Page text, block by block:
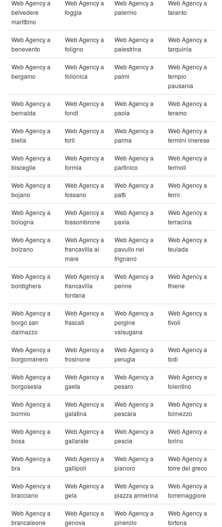
Web Agency a
belvedere
marittimo
Web Agency a
foggia
Web Agency a
palermo
Web Agency a
taranto
Web Agency a
benevento
Web Agency a
foligno
Web Agency a
palestrina
Web Agency a
tarquinia
Web Agency a
bergamo
Web Agency a
follonica
Web Agency a
palmi
Web Agency a
tempio
pausania
Web Agency a
bernalda
Web Agency a
fondi
Web Agency a
paola
Web Agency a
teramo
Web Agency a
biella
Web Agency a
forli
Web Agency a
parma
Web Agency a
termini imerese
Web Agency a
bisceglie
Web Agency a
formia
Web Agency a
partinico
Web Agency a
termoli
Web Agency a
bojano
Web Agency a
fossano
Web Agency a
patti
Web Agency a
terni
Web Agency a
bologna
Web Agency a
fossombrone
Web Agency a
pavia
Web Agency a
terracina
Web Agency a
bolzano
Web Agency a
francavilla al
mare
Web Agency a
pavullo nel
frignano
Web Agency a
teulada
Web Agency a
bordighera
Web Agency a
francavilla
fontana
Web Agency a
penne
Web Agency a
thiene
Web Agency a
borgo san
dalmazzo
Web Agency a
frascati
Web Agency a
pergine
valsugana
Web Agency a
tivoli
Web Agency a
borgomanero
Web Agency a
frosinone
Web Agency a
perugia
Web Agency a
todi
Web Agency a
borgosesia
Web Agency a
gaeta
Web Agency a
pesaro
Web Agency a
tolentino
Web Agency a
bormio
Web Agency a
galatina
Web Agency a
pescara
Web Agency a
tolmezzo
Web Agency a
bosa
Web Agency a
gallarate
Web Agency a
pescia
Web Agency a
torino
Web Agency a
bra
Web Agency a
gallipoli
Web Agency a
pianoro
Web Agency a
torre del greco
Web Agency a
bracciano
Web Agency a
gela
Web Agency a
piazza armerina
Web Agency a
torremaggiore
Web Agency a
brancaleone
Web Agency a
genova
Web Agency a
pinerolo
Web Agency a
tortona